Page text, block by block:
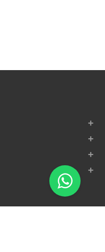
+
+
+
+